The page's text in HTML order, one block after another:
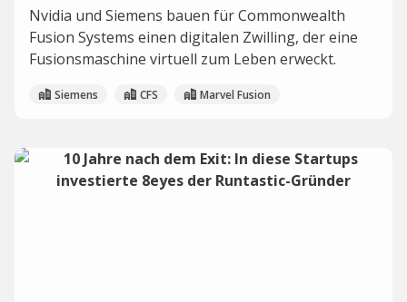
Nvidia und Siemens bauen für Commonwealth
Fusion Systems einen digitalen Zwilling, der eine
Fusionsmaschine virtuell zum Leben erweckt.
Siemens CFS Marvel Fusion